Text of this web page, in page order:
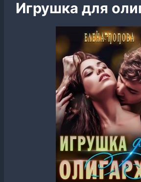
Игрушка для